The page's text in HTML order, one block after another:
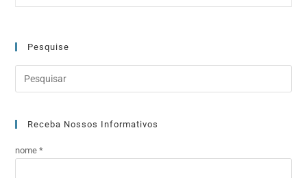
Pesquise
Receba Nossos Informativos
nome *